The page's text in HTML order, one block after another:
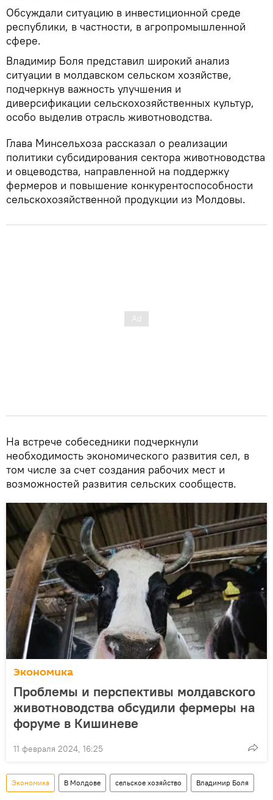
Обсуждали ситуацию в инвестиционной среде
республики, в частности, в агропромышленной
сфере.
Владимир Боля представил широкий анализ
ситуации в молдавском сельском хозяйстве,
подчеркнув важность улучшения и
диверсификации сельскохозяйственных культур,
особо выделив отрасль животноводства.
Глава Минсельхоза рассказал о реализации
политики субсидирования сектора животноводства
и овцеводства, направленной на поддержку
фермеров и повышение конкурентоспособности
сельскохозяйственной продукции из Молдовы.
На встрече собеседники подчеркнули
необходимость экономического развития сел, в
том числе за счет создания рабочих мест и
возможностей развития сельских сообществ.
Экономика
Проблемы и перспективы молдавского
животноводства обсудили фермеры на
форуме в Кишиневе
11 февраля 2024, 16:25
Экономика В Молдове сельское хозяйство Владимир Боля